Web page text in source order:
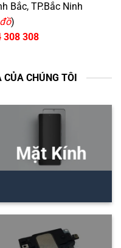
Bắc, TP.Bắc Ninh
)
308 308
CHÚNG TÔI
Mặt Kính